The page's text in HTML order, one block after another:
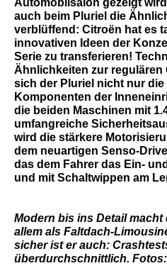
auch beim Pluriel die
verblüffend: Citroën hat es
innovativen Ideen der
Serie zu transferieren!
Ähnlichkeiten zur regulären
sich der Pluriel nicht nur
Komponenten der
die beiden Maschinen mit
umfangreiche
wird die stärkere
dem neuartigen Senso-
das dem Fahrer das Ein-
und mit Schaltwippen am
Modern bis ins Detail
allem als Faltdach-
sicher ist er auch:
überdurchschnittlich.